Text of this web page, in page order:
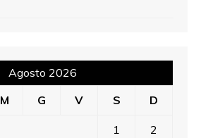
Agosto 2026
M G V S D
1 2